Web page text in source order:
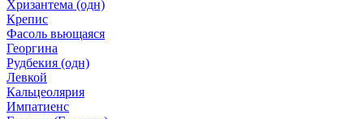
Хризантема (одн)
Крепис
Фасоль вьющаяся
Георгина
Рудбекия (одн)
Левкой
Кальцеолярия
Импатиенс